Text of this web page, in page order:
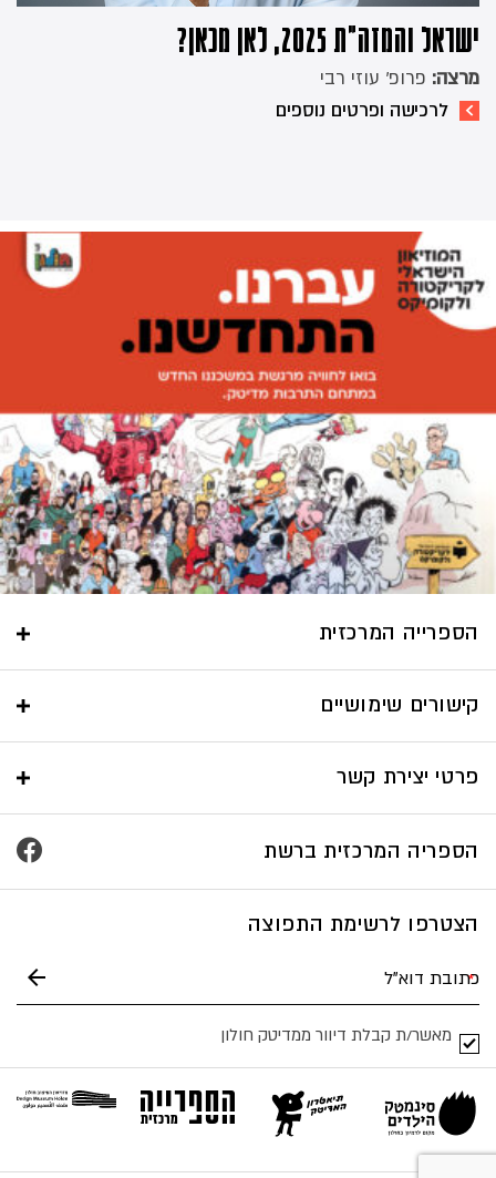
ישראל והמזה"ת 2025, לאן מכאן?
מרצה: פרופ' עוזי רבי
לרכישה ופרטים נוספים
הספרייה המרכזית
קישורים שימושיים
פרטי יצירת קשר
הצטרפו לרשימת התפוצה
מאשר/ת קבלת דיוור ממדיטק חולון
הספריה המרכזית ברשת